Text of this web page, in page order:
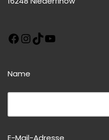
Name
Bitte dieses Feld leer lassen!
E-Mail-Adresse